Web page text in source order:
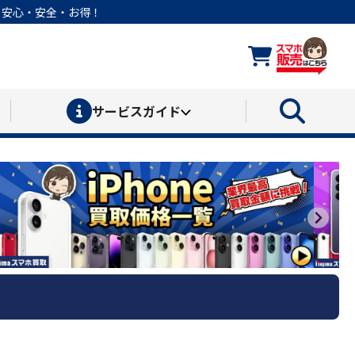
心・安全・お得！
サービスガイド